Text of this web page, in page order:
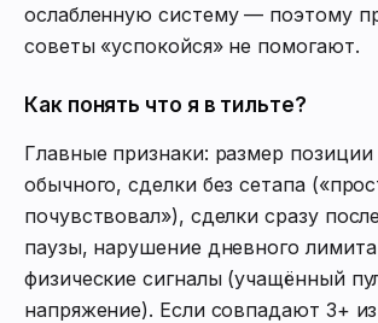
ослабленную систему — поэтому
советы «успокойся» не помогают.
Как понять что я в тильте?
Главные признаки: размер
обычного, сделки без сетапа
почувствовал»), сделки сразу
паузы, нарушение дневного
физические сигналы (учащённый
напряжение). Если совпадают 3+